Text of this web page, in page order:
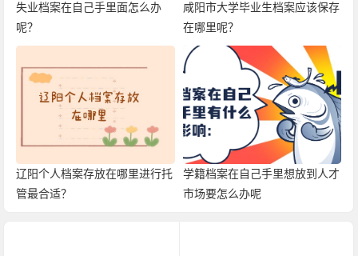
失业档案在自己手里面怎么办
呢？
咸阳市大学毕业生档案应该保存
在哪里呢？
辽阳个人档案存放在哪里进行托
管最合适？
学籍档案在自己手里想放到人才
市场要怎么办呢